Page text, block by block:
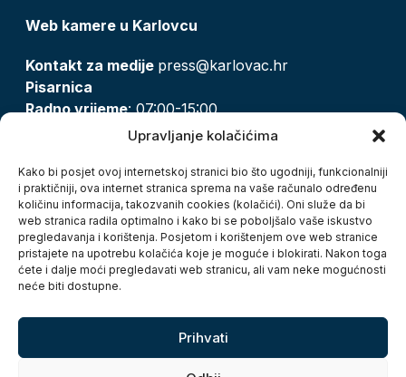
Upravljanje kolačićima
Kako bi posjet ovoj internetskoj stranici bio što ugodniji, funkcionalniji
i praktičniji, ova internet stranica sprema na vaše računalo određenu
količinu informacija, takozvanih cookies (kolačići). Oni služe da bi
web stranica radila optimalno i kako bi se poboljšalo vaše iskustvo
pregledavanja i korištenja. Posjetom i korištenjem ove web stranice
pristajete na upotrebu kolačića koje je moguće i blokirati. Nakon toga
ćete i dalje moći pregledavati web stranicu, ali vam neke mogućnosti
neće biti dostupne.
Prihvati
Web kamere u Karlovcu
Kontakt za medije press@karlovac.hr
Pisarnica
Radno vrijeme: 07:00-15:00
pisarnica@karlovac.hr
Zaštita osobnih podataka
Pristup informacijama
Kolačići
Izjava o pristupačnosti
Turistička zajednica grada Karlovca